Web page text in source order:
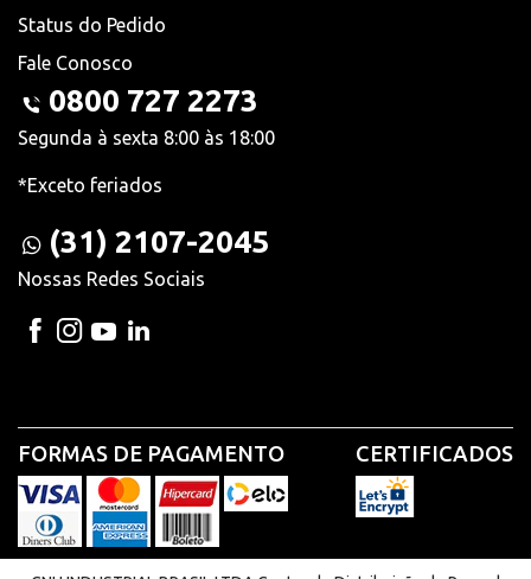
Status do Pedido
Fale Conosco
0800 727 2273
Segunda à sexta 8:00 às 18:00
*Exceto feriados
(31) 2107-2045
Nossas Redes Sociais
FORMAS DE PAGAMENTO CERTIFICADOS